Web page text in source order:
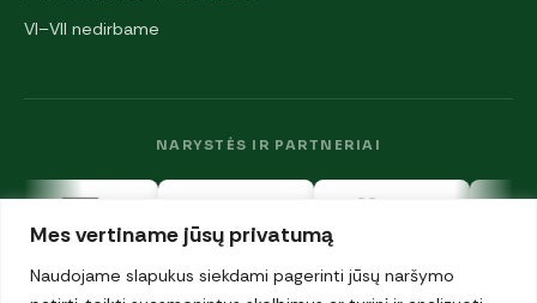
Mes vertiname jūsų privatumą
Naudojame slapukus siekdami pagerinti jūsų naršymo
VI–VII nedirbame
NARYSTĖS IR PARTNERIAI